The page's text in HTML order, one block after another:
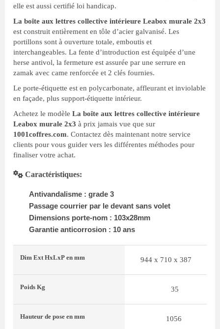
elle est aussi certifié loi handicap.
La boîte aux lettres collective intérieure Leabox murale 2x3
est construit entièrement en tôle d’acier galvanisé. Les
portillons sont à ouverture totale, emboutis et
interchangeables. La fente d’introduction est équipée d’une
herse antivol, la fermeture est assurée par une serrure en
zamak avec came renforcée et 2 clés fournies.
Le porte-étiquette est en polycarbonate, affleurant et inviolable
en façade, plus support-étiquette intérieur.
Achetez le modèle La boîte aux lettres collective intérieure
Leabox murale 2x3 à prix jamais vue que sur
1001coffres.com. Contactez dès maintenant notre service
clients pour vous guider vers les différentes méthodes pour
finaliser votre achat.
Caractéristiques:
Antivandalisme : grade 3
Passage courrier par le devant sans volet
Dimensions porte-nom : 103x28mm
Garantie anticorrosion : 10 ans
Dim Ext HxLxP en mm 944 x 710 x 387
Poids Kg 35
Hauteur de pose en mm 1056